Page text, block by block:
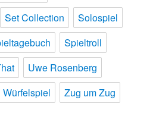
Set Collection
Solospiel
Spieltroll
Uwe Rosenberg
Würfelspiel Zug um Zug